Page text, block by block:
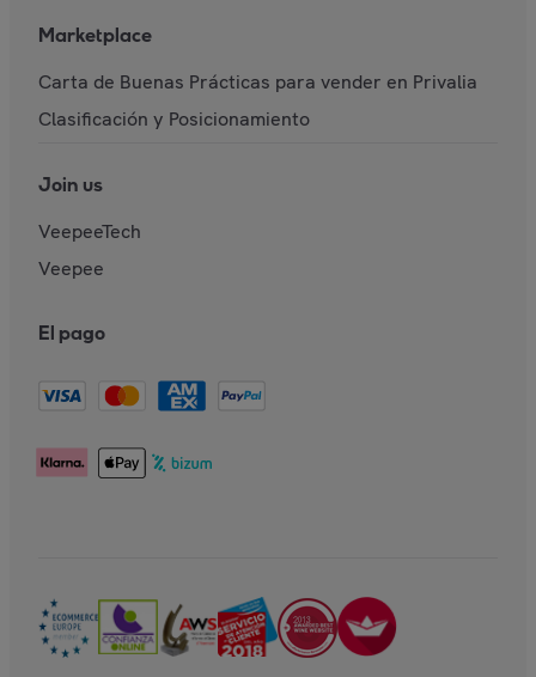
Marketplace
Carta de Buenas Prácticas para vender en Privalia
Clasificación y Posicionamiento
Join us
VeepeeTech
Veepee
El pago